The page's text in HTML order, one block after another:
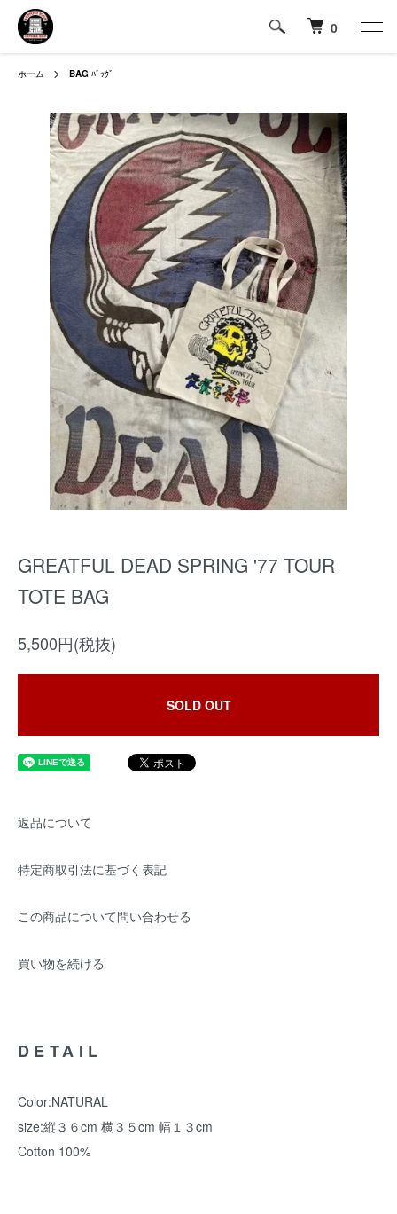
0
ホーム BAG ﾊﾞｯｸﾞ
GREATFUL DEAD SPRING '77 TOUR
TOTE BAG
5,500円(税抜)
SOLD OUT
返品について
特定商取引法に基づく表記
この商品について問い合わせる
買い物を続ける
DETAIL
Color:NATURAL
size:縦３６cm 横３５cm 幅１３cm
Cotton 100%